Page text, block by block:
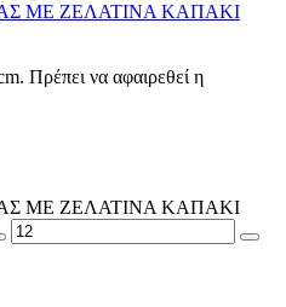
ΜΕ ΖΕΛΑΤΙΝΑ ΚΑΠΑΚΙ
Πρέπει να αφαιρεθεί η
ΜΕ ΖΕΛΑΤΙΝΑ ΚΑΠΑΚΙ